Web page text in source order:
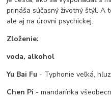
prináša súčasný životný štýl. A
ale aj na úrovni psychickej.
Zloženie:
voda, alkohol
Yu Bai Fu - Typhonie veľká,
Chen Pi - mandarínka